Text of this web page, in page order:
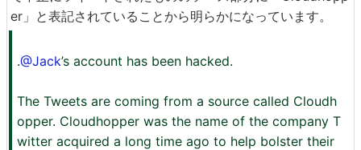
er」と表記されていることから明らかになっています。
.@Jack’s account has been hacked.
The Tweets are coming from a source called Cloudh
opper. Cloudhopper was the name of the company T
witter acquired a long time ago to help bolster their